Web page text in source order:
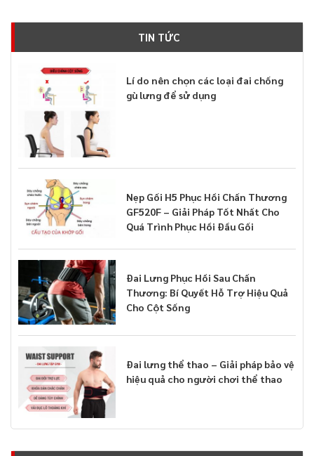
TIN TỨC
Lí do nên chọn các loại đai chống
gù lưng để sử dụng
Nẹp Gối H5 Phục Hồi Chấn Thương
GF520F – Giải Pháp Tốt Nhất Cho
Quá Trình Phục Hồi Đầu Gối
Đai Lưng Phục Hồi Sau Chấn
Thương: Bí Quyết Hỗ Trợ Hiệu Quả
Cho Cột Sống
Đai lưng thể thao – Giải pháp bảo vệ
hiệu quả cho người chơi thể thao